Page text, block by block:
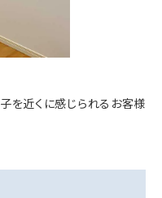
を近くに感じられるお客様